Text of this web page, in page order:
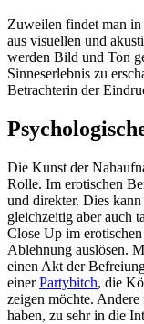
Zuweilen findet man in
aus visuellen und
werden Bild und Ton
Sinneserlebnis zu
Betrachterin der
Die Kunst der
Rolle. Im erotischen
und direkter. Dies
gleichzeitig aber auch
Close Up im
Ablehnung auslösen.
einen Akt der
einerPartybitch, die
zeigen möchte.
haben, zu sehr in die